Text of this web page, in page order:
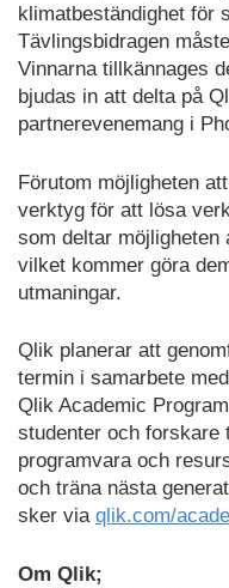
klimatbeständighet för
Tävlingsbidragen
Vinnarna tillkännages
bjudas in att delta på
partnerevenemang i
Förutom möjligheten
verktyg för att lösa
som deltar möjligheten
vilket kommer göra
utmaningar.
Qlik planerar att
termin i samarbete
Qlik Academic
studenter och forskare
programvara och
och träna nästa
sker via qlik.com/
Om Qlik;